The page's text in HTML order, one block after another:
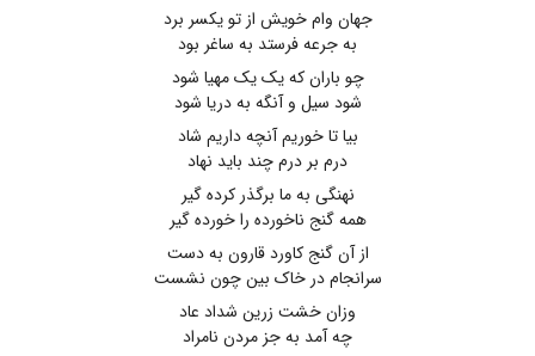
جهان وام خویش از تو یکسر برد
به جرعه فرستد به ساغر بود
چو باران که یک یک مهیا شود
شود سیل و آنگه به دریا شود
بیا تا خوریم آنچه داریم شاد
درم بر درم چند باید نهاد
نهنگی به ما برگذر کرده گیر
همه گنج ناخورده را خورده گیر
از آن گنج کاورد قارون به دست
سرانجام در خاک بین چون نشست
وزان خشت زرین شداد عاد
چه آمد به جز مردن نامراد